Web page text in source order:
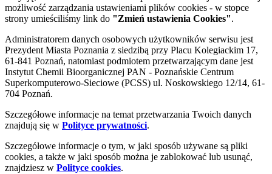
możliwość zarządzania ustawieniami plików cookies - w stopce
strony umieściliśmy link do "Zmień ustawienia Cookies".
Administratorem danych osobowych użytkowników serwisu jest
Prezydent Miasta Poznania z siedzibą przy Placu Kolegiackim 17,
61-841 Poznań, natomiast podmiotem przetwarzającym dane jest
Instytut Chemii Bioorganicznej PAN - Poznańskie Centrum
Superkomputerowo-Sieciowe (PCSS) ul. Noskowskiego 12/14, 61-
704 Poznań.
Szczegółowe informacje na temat przetwarzania Twoich danych
znajdują się w Polityce prywatności.
Szczegółowe informacje o tym, w jaki sposób używane są pliki
cookies, a także w jaki sposób można je zablokować lub usunąć,
znajdziesz w Polityce cookies.